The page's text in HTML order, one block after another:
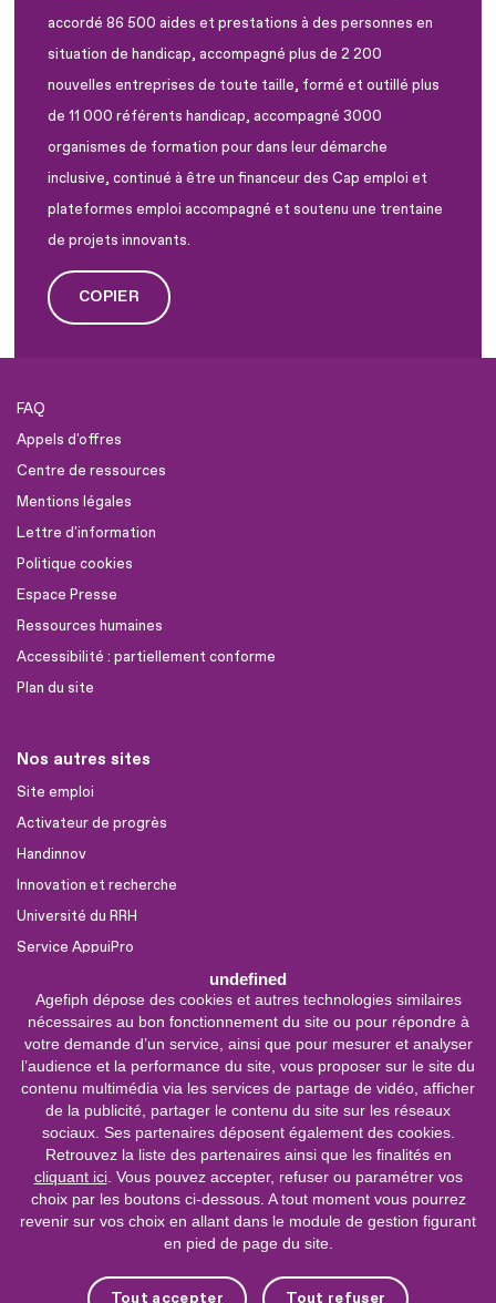
undefined
Agefiph dépose des cookies et autres technologies similaires
nécessaires au bon fonctionnement du site ou pour répondre à
votre demande d’un service, ainsi que pour mesurer et analyser
l’audience et la performance du site, vous proposer sur le site du
contenu multimédia via les services de partage de vidéo, afficher
de la publicité, partager le contenu du site sur les réseaux
sociaux. Ses partenaires déposent également des cookies.
Retrouvez la liste des partenaires ainsi que les finalités en
cliquant ici. Vous pouvez accepter, refuser ou paramétrer vos
choix par les boutons ci-dessous. A tout moment vous pourrez
revenir sur vos choix en allant dans le module de gestion figurant
en pied de page du site.
Tout accepter Tout refuser
accordé 86 500 aides et prestations à des personnes en
situation de handicap, accompagné plus de 2 200
nouvelles entreprises de toute taille, formé et outillé plus
de 11 000 référents handicap, accompagné 3000
organismes de formation pour dans leur démarche
inclusive, continué à être un financeur des Cap emploi et
plateformes emploi accompagné et soutenu une trentaine
de projets innovants.
COPIER
FAQ
Appels d'offres
Centre de ressources
Mentions légales
Lettre d'information
Politique cookies
Espace Presse
Ressources humaines
Accessibilité : partiellement conforme
Plan du site
Nos autres sites
Site emploi
Activateur de progrès
Handinnov
Innovation et recherche
Université du RRH
Service AppuiPro
Nous suivre
Youtube
Linkedin
Facebook
0 800 11 10 09
Service &
appel gratuits
Nous contacter